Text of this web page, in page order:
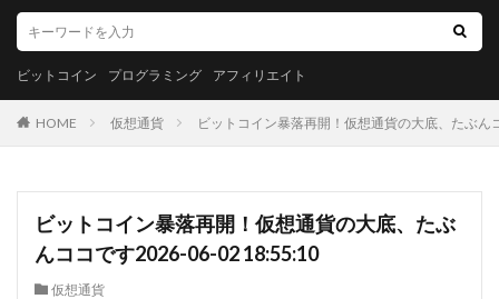
ビットコイン プログラミング アフィリエイト
HOME 仮想通貨 ビットコイン暴落再開！仮想通貨の大底、たぶ
ビットコイン暴落再開！仮想通貨の大底、たぶ
んココです2026-06-02 18:55:10
仮想通貨